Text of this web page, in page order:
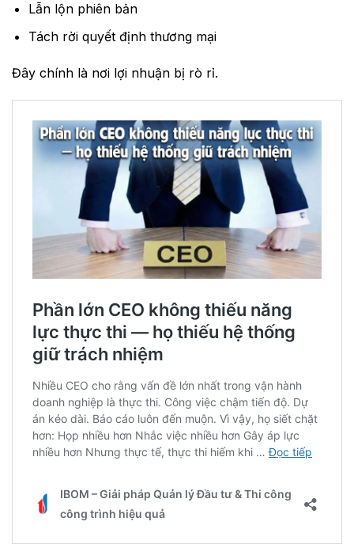
Lẫn lộn phiên bản
Tách rời quyết định thương mại
Đây chính là nơi lợi nhuận bị rò rỉ.